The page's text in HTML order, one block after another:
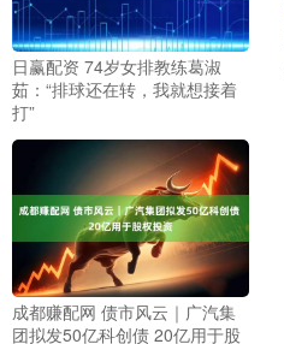
日赢配资 74岁女排教练葛淑
茹：“排球还在转，我就想接着
打”
成都赚配网 债市风云｜广汽集
团拟发50亿科创债 20亿用于股